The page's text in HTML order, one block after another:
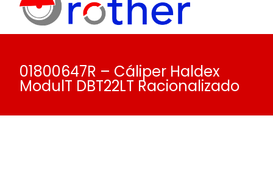
01800647R – Cáliper Haldex
ModulT DBT22LT Racionalizado